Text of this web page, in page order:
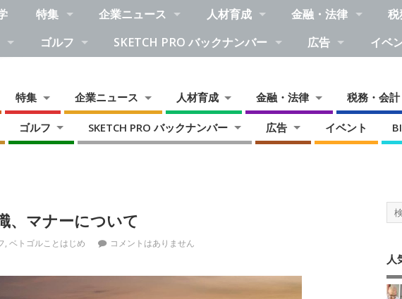
特集 企業ニュース 人材育成 金融・法律 税
ゴルフ SKETCH PRO バックナンバー 広告 イベ
特集 企業ニュース 人材育成 金融・法律 税務・会計
ゴルフ SKETCH PRO バックナンバー 広告 イベント
、マナーについて
, ベトゴルことはじめ コメントはありません
人